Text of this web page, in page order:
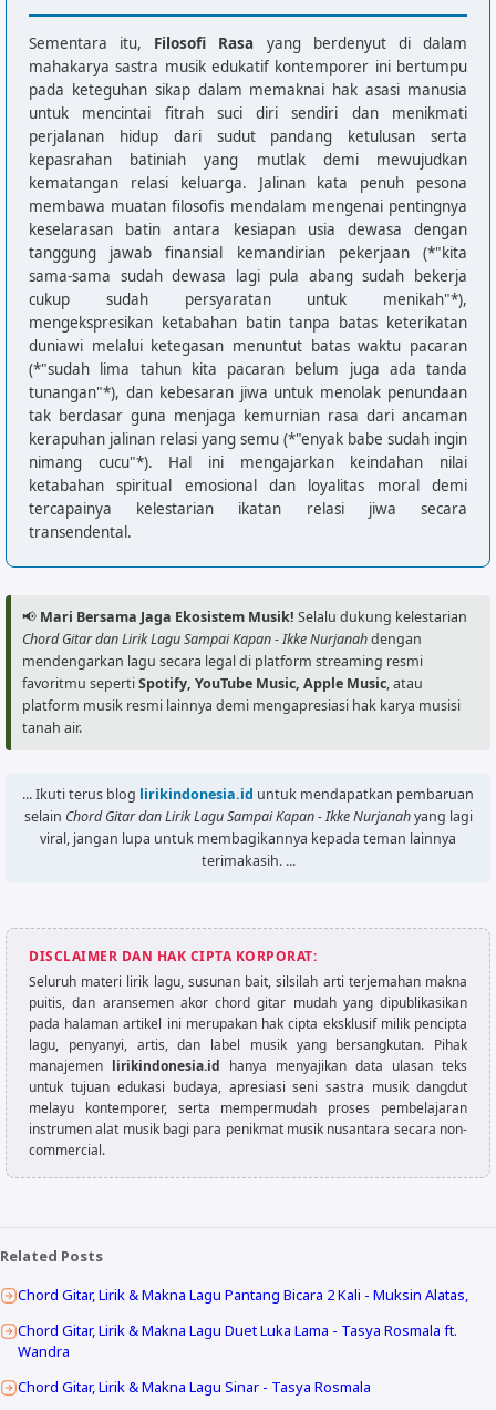
Sementara itu, Filosofi Rasa yang berdenyut di dalam
mahakarya sastra musik edukatif kontemporer ini bertumpu
pada keteguhan sikap dalam memaknai hak asasi manusia
untuk mencintai fitrah suci diri sendiri dan menikmati
perjalanan hidup dari sudut pandang ketulusan serta
kepasrahan batiniah yang mutlak demi mewujudkan
kematangan relasi keluarga. Jalinan kata penuh pesona
membawa muatan filosofis mendalam mengenai pentingnya
keselarasan batin antara kesiapan usia dewasa dengan
tanggung jawab finansial kemandirian pekerjaan (*"kita
sama-sama sudah dewasa lagi pula abang sudah bekerja
cukup sudah persyaratan untuk menikah"*),
mengekspresikan ketabahan batin tanpa batas keterikatan
duniawi melalui ketegasan menuntut batas waktu pacaran
(*"sudah lima tahun kita pacaran belum juga ada tanda
tunangan"*), dan kebesaran jiwa untuk menolak penundaan
tak berdasar guna menjaga kemurnian rasa dari ancaman
kerapuhan jalinan relasi yang semu (*"enyak babe sudah ingin
nimang cucu"*). Hal ini mengajarkan keindahan nilai
ketabahan spiritual emosional dan loyalitas moral demi
tercapainya kelestarian ikatan relasi jiwa secara
transendental.
📢 Mari Bersama Jaga Ekosistem Musik! Selalu dukung kelestarian
Chord Gitar dan Lirik Lagu Sampai Kapan - Ikke Nurjanahdengan
mendengarkan lagu secara legal di platform streaming resmi
favoritmu sepertiSpotify, YouTube Music, Apple Music, atau
platform musik resmi lainnya demi mengapresiasi hak karya musisi
tanah air.
... Ikuti terus blog lirikindonesia.id untuk mendapatkan pembaruan
selain Chord Gitar dan Lirik Lagu Sampai Kapan - Ikke Nurjanahyang lagi
viral, jangan lupa untuk membagikannya kepada teman lainnya
terimakasih. ...
DISCLAIMER DAN HAK CIPTA KORPORAT:
Seluruh materi lirik lagu, susunan bait, silsilah arti terjemahan makna
puitis, dan aransemen akor chord gitar mudah yang dipublikasikan
pada halaman artikel ini merupakan hak cipta eksklusif milik pencipta
lagu, penyanyi, artis, dan label musik yang bersangkutan. Pihak
manajemen lirikindonesia.id hanya menyajikan data ulasan teks
untuk tujuan edukasi budaya, apresiasi seni sastra musik dangdut
melayu kontemporer, serta mempermudah proses pembelajaran
instrumen alat musik bagi para penikmat musik nusantara secara non-
commercial.
Related Posts
Chord Gitar, Lirik & Makna Lagu Pantang Bicara 2 Kali - Muksin Alatas,
Chord Gitar, Lirik & Makna Lagu Duet Luka Lama - Tasya Rosmala ft.
Wandra
Chord Gitar, Lirik & Makna Lagu Sinar - Tasya Rosmala